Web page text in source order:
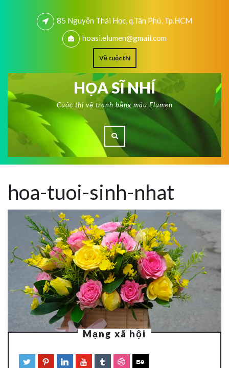
85 Nguyễn Thái Học, q.Tân Phú, Tp.HCM
hoasi.elumen@gmail.com
Về cuộc thi
HỌA SĨ NHÍ
Cuộc thi vẽ tranh bằng màu Elumen
hoa-tuoi-sinh-nhat
Mạng xã hội